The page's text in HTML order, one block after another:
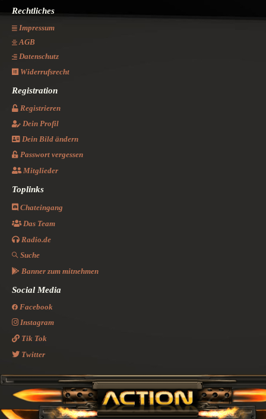
Rechtliches
Impressum
AGB
Datenschutz
Widerrufsrecht
Registration
Registrieren
Dein Profil
Dein Bild ändern
Passwort vergessen
Mitglieder
Toplinks
Chateingang
Das Team
Radio.de
Suche
Banner zum mitnehmen
Social Media
Facebook
Instagram
Tik Tok
Twitter